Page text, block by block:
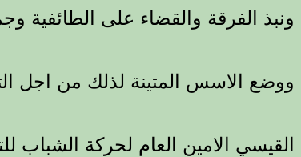
ونبذ الفرقة والقضاء على الطائفية
ووضع الاسس المتينة لذلك من اجل
القيسي الامين العام لحركة الشباب